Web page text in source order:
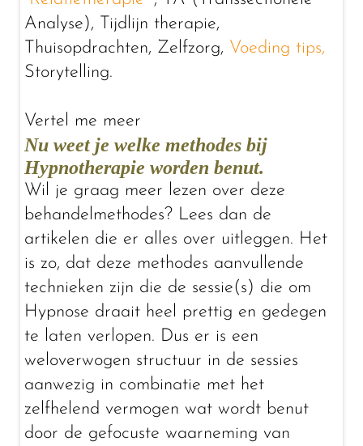
Analyse), Tijdlijn therapie,
Thuisopdrachten, Zelfzorg, Voeding tips,
Storytelling.
Vertel me meer
Nu weet je welke methodes bij
Hypnotherapie worden benut.
Wil je graag meer lezen over deze
behandelmethodes? Lees dan de
artikelen die er alles over uitleggen. Het
is zo, dat deze methodes aanvullende
technieken zijn die de sessie(s) die om
Hypnose draait heel prettig en gedegen
te laten verlopen. Dus er is een
weloverwogen structuur in de sessies
aanwezig in combinatie met het
zelfhelend vermogen wat wordt benut
door de gefocuste waarneming van